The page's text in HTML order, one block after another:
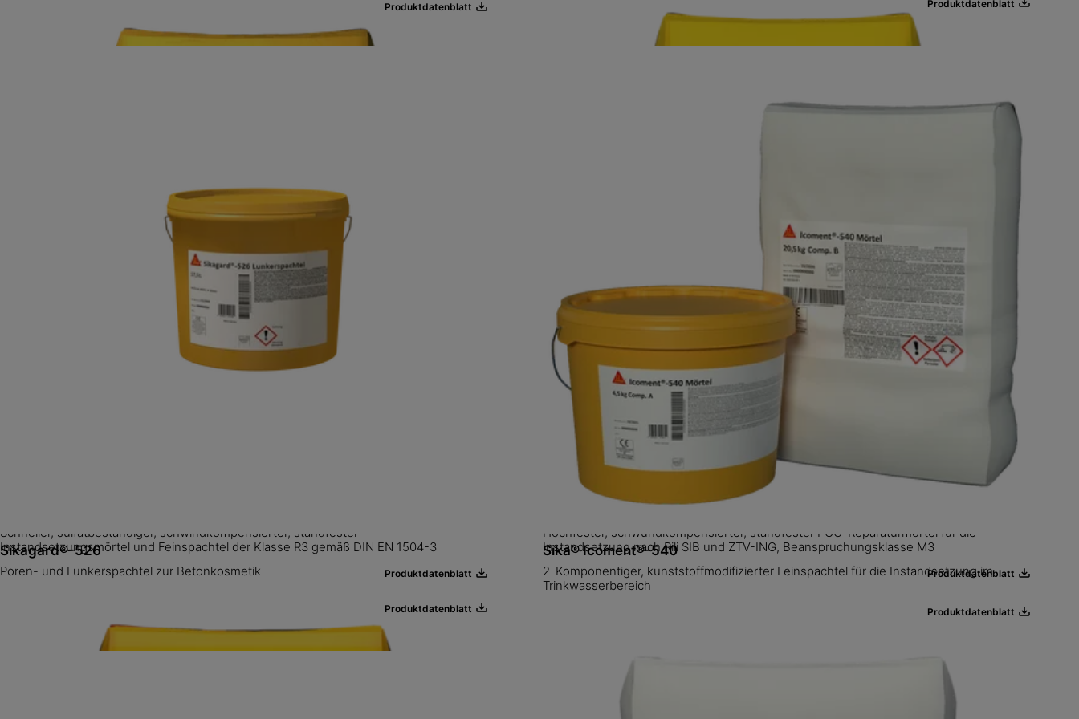
Schneller, sulfatbeständiger, schwindkompensierter, standfester
Instandsetzungsmörtel und Feinspachtel der Klasse R3 gemäß DIN EN 1504-3
Produktdatenblatt
Hochfester, schwundkompensierter, standfester PCC-Reparaturmörtel für die
Instandsetzung nach Rili SIB und ZTV-ING, Beanspruchungsklasse M3
Produktdatenblatt
Produktdatenblatt Produktdatenblatt
Sikagard®-526
Poren- und Lunkerspachtel zur Betonkosmetik
Produktdatenblatt
Sika® Icoment®-540
2-Komponentiger, kunststoffmodifizierter Feinspachtel für die Instandsetzung im
Trinkwasserbereich
Produktdatenblatt